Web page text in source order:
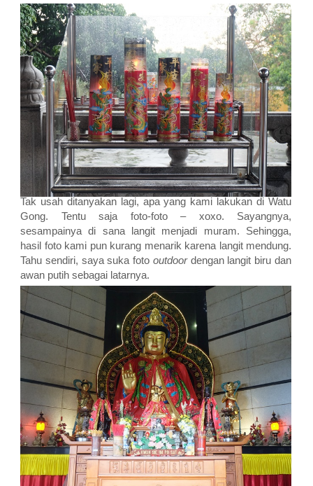
Tak usah ditanyakan lagi, apa yang kami lakukan di Watu
Gong. Tentu saja foto-foto – xoxo. Sayangnya,
sesampainya di sana langit menjadi muram. Sehingga,
hasil foto kami pun kurang menarik karena langit mendung.
Tahu sendiri, saya suka foto outdoordengan langit biru dan
awan putih sebagai latarnya.